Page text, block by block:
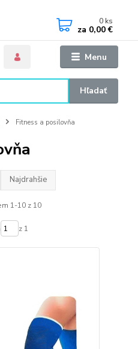
Menu
Hľadať
0 ks
za 0,00 €
Fitness a posilovňa
Najdrahšie
1-10 z 10
z 1